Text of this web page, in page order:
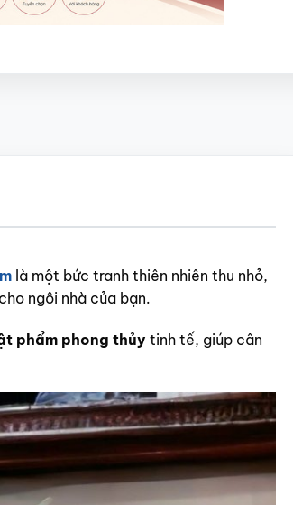
là một bức tranh thiên nhiên thu nhỏ,
ngôi nhà của bạn.
phẩm phong thủy tinh tế, giúp cân